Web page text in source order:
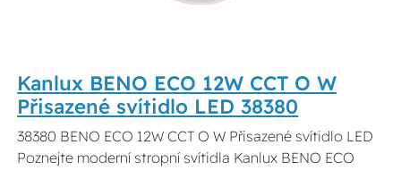
Kanlux BENO ECO 12W CCT O W
Přisazené svítidlo LED 38380
38380 BENO ECO 12W CCT O W Přisazené svítidlo LED
Poznejte moderní stropní svítidla Kanlux BENO ECO